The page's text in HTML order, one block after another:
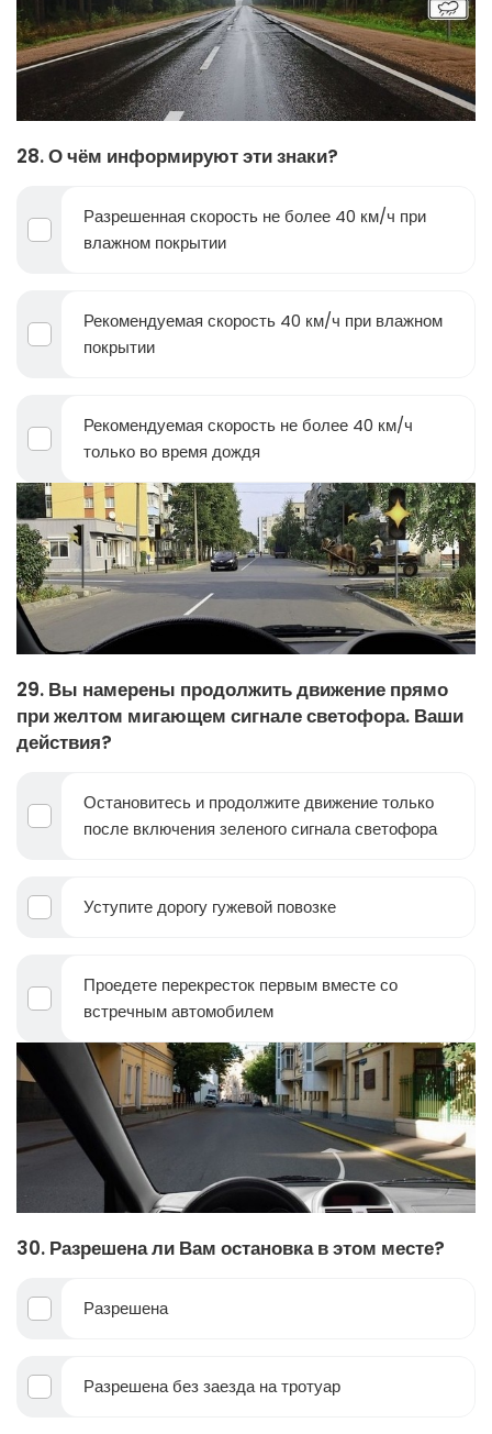
28. О чём информируют эти знаки?
Разрешенная скорость не более 40 км/ч при
влажном покрытии
Рекомендуемая скорость 40 км/ч при влажном
покрытии
Рекомендуемая скорость не более 40 км/ч
только во время дождя
29. Вы намерены продолжить движение прямо
при желтом мигающем сигнале светофора. Ваши
действия?
Остановитесь и продолжите движение только
после включения зеленого сигнала светофора
Уступите дорогу гужевой повозке
Проедете перекресток первым вместе со
встречным автомобилем
30. Разрешена ли Вам остановка в этом месте?
Разрешена
Разрешена без заезда на тротуар